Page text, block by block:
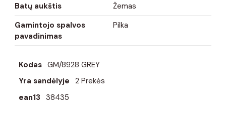
Batų aukštis
Žemas
Gamintojo spalvos
pavadinimas
Pilka
Kodas GM/8928 GREY
Yra sandėlyje 2 Prekės
ean13 38435